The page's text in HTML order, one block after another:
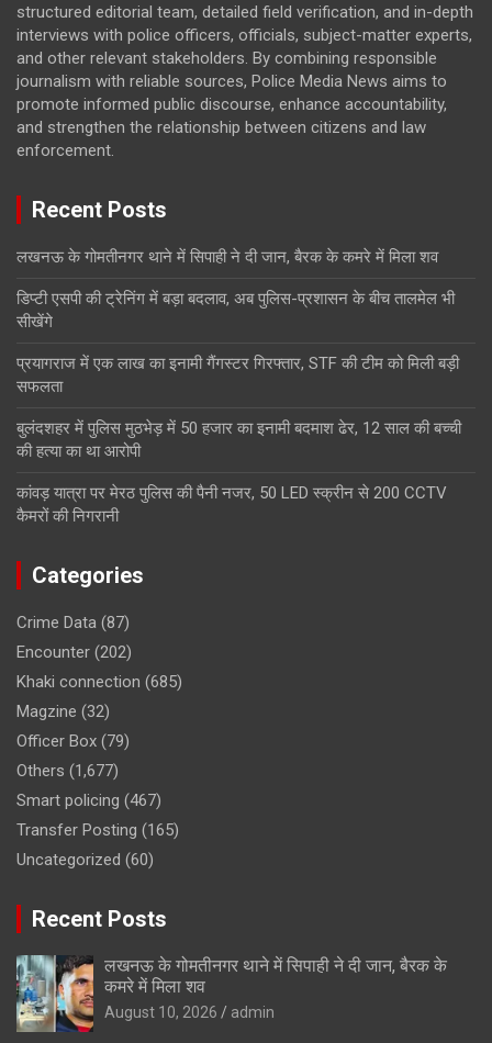
structured editorial team, detailed field verification, and in-depth
interviews with police officers, officials, subject-matter experts,
and other relevant stakeholders. By combining responsible
journalism with reliable sources, Police Media News aims to
promote informed public discourse, enhance accountability,
and strengthen the relationship between citizens and law
enforcement.
Recent Posts
लखनऊ के गोमतीनगर थाने में सिपाही ने दी जान, बैरक के कमरे में मिला शव
डिप्टी एसपी की ट्रेनिंग में बड़ा बदलाव, अब पुलिस-प्रशासन के बीच तालमेल भी
सीखेंगे
प्रयागराज में एक लाख का इनामी गैंगस्टर गिरफ्तार, STF की टीम को मिली बड़ी
सफलता
बुलंदशहर में पुलिस मुठभेड़ में 50 हजार का इनामी बदमाश ढेर, 12 साल की बच्ची
की हत्या का था आरोपी
कांवड़ यात्रा पर मेरठ पुलिस की पैनी नजर, 50 LED स्क्रीन से 200 CCTV
कैमरों की निगरानी
Categories
Crime Data (87)
Encounter (202)
Khaki connection (685)
Magzine (32)
Officer Box (79)
Others (1,677)
Smart policing (467)
Transfer Posting (165)
Uncategorized (60)
Recent Posts
लखनऊ के गोमतीनगर थाने में सिपाही ने दी जान, बैरक के
कमरे में मिला शव
August 10, 2026 admin